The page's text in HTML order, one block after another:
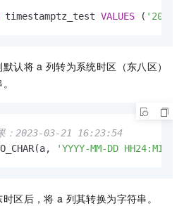
timestamptz_test VALUES ( '2023-
默认将 a 列转为系统时区（东八区）
：2023-03-21 16:23:54
'YYYY-MM-DD
区后，将 a 列其转换为字符串。